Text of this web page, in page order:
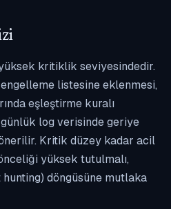
kritiklik seviyesindedir.
listesine eklenmesi,
eşleştirme kuralı
log verisinde geriye
Kritik düzey kadar acil
yüksek tutulmalı,
hunting) döngüsüne mutlaka